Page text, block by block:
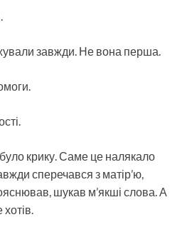
завжди. Не вона перша.
крику. Саме це налякало
сперечався з матір’ю,
шукав м’якші слова. А